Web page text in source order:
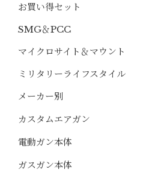
お買い得セット
SMG＆PCC
マイクロサイト＆マウント
ミリタリーライフスタイル
メーカー別
カスタムエアガン
電動ガン本体
ガスガン本体